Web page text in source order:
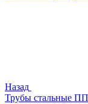
Назад
Трубы стальные